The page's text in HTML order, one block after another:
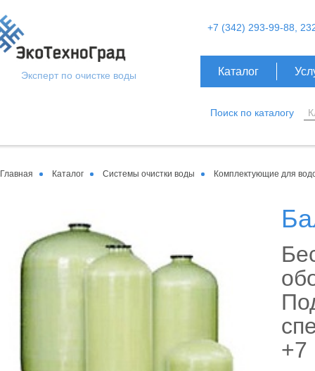
Эксперт по очистке воды
+7 (342) 293-99-88,
Каталог
Поиск по каталогу
Главная Каталог Системы очистки воды Комплектующие для
+7